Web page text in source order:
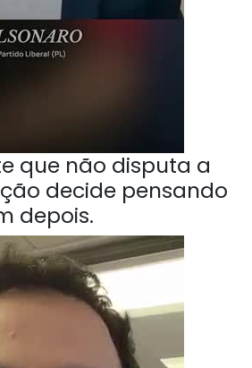
que não disputa a
decide pensando
depois.